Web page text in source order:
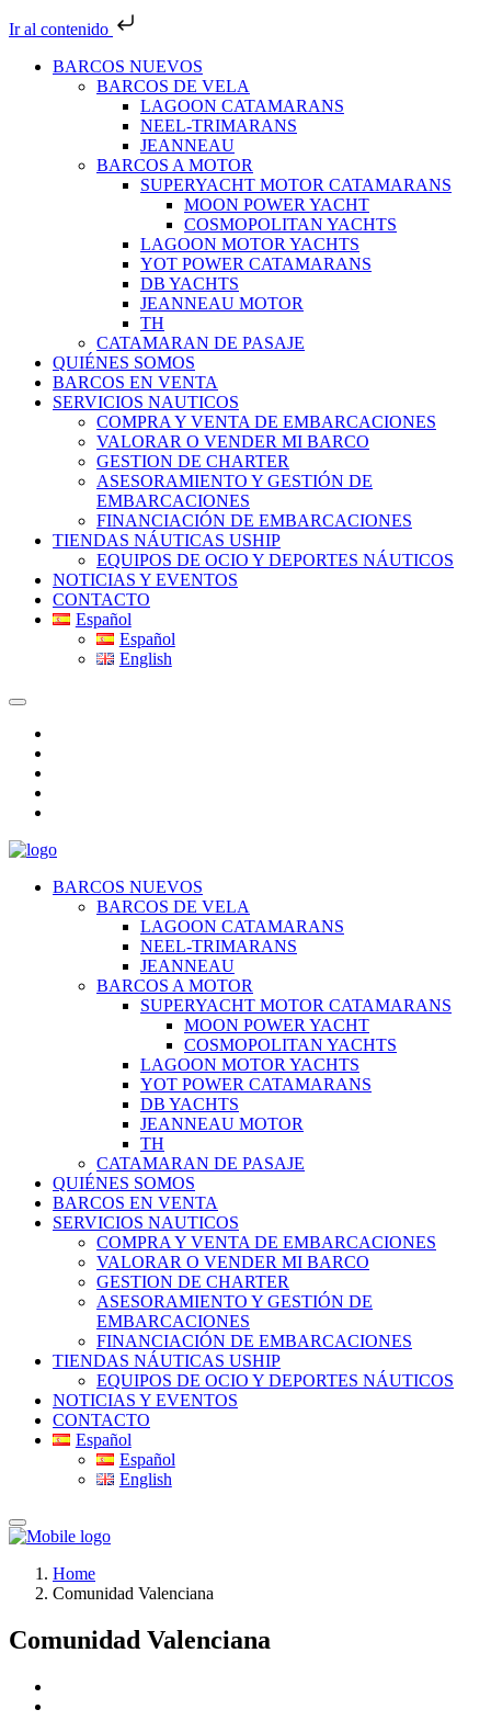
Ir al contenido
BARCOS NUEVOS
BARCOS DE VELA
LAGOON CATAMARANS
NEEL-TRIMARANS
JEANNEAU
BARCOS A MOTOR
SUPERYACHT MOTOR CATAMARANS
MOON POWER YACHT
COSMOPOLITAN YACHTS
LAGOON MOTOR YACHTS
YOT POWER CATAMARANS
DB YACHTS
JEANNEAU MOTOR
TH
CATAMARAN DE PASAJE
QUIÉNES SOMOS
BARCOS EN VENTA
SERVICIOS NAUTICOS
COMPRA Y VENTA DE EMBARCACIONES
VALORAR O VENDER MI BARCO
GESTION DE CHARTER
ASESORAMIENTO Y GESTIÓN DE
EMBARCACIONES
FINANCIACIÓN DE EMBARCACIONES
TIENDAS NÁUTICAS USHIP
EQUIPOS DE OCIO Y DEPORTES NÁUTICOS
NOTICIAS Y EVENTOS
CONTACTO
Español
Español
English
BARCOS NUEVOS
BARCOS DE VELA
LAGOON CATAMARANS
NEEL-TRIMARANS
JEANNEAU
BARCOS A MOTOR
SUPERYACHT MOTOR CATAMARANS
MOON POWER YACHT
COSMOPOLITAN YACHTS
LAGOON MOTOR YACHTS
YOT POWER CATAMARANS
DB YACHTS
JEANNEAU MOTOR
TH
CATAMARAN DE PASAJE
QUIÉNES SOMOS
BARCOS EN VENTA
SERVICIOS NAUTICOS
COMPRA Y VENTA DE EMBARCACIONES
VALORAR O VENDER MI BARCO
GESTION DE CHARTER
ASESORAMIENTO Y GESTIÓN DE
EMBARCACIONES
FINANCIACIÓN DE EMBARCACIONES
TIENDAS NÁUTICAS USHIP
EQUIPOS DE OCIO Y DEPORTES NÁUTICOS
NOTICIAS Y EVENTOS
CONTACTO
Español
Español
English
Home
Comunidad Valenciana
Comunidad Valenciana